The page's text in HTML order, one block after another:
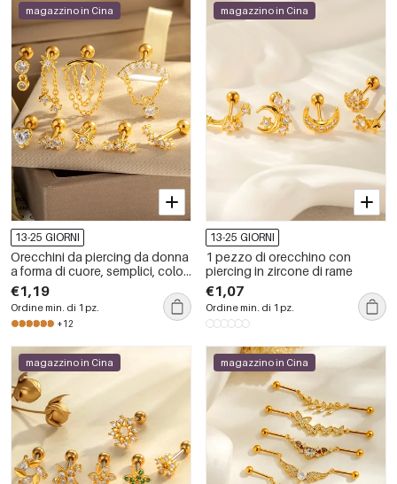
magazzino in Cina
13-25 GIORNI
Orecchini da piercing da donna
a forma di cuore, semplici, color
rame e oro, con zirconi.
€1,19
Ordine min. di 1 pz.
+12
magazzino in Cina
13-25 GIORNI
1 pezzo di orecchino con
piercing in zircone di rame
€1,07
Ordine min. di 1 pz.
magazzino in Cina magazzino in Cina